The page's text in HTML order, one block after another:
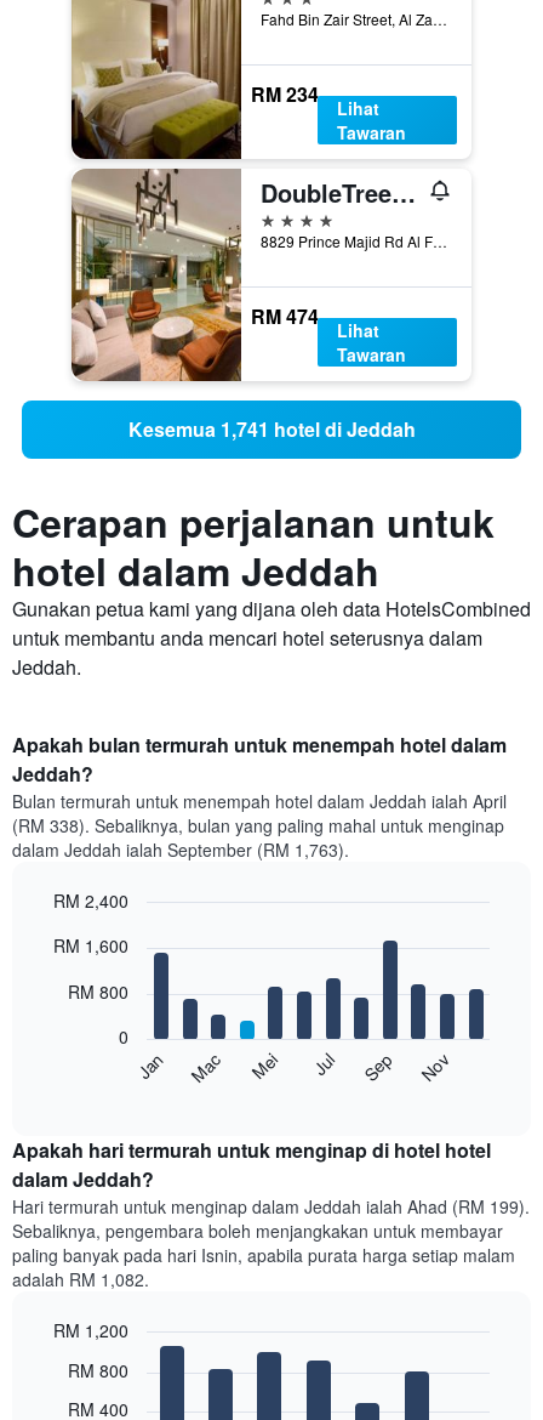
Fahd Bin Zair Street, Al Zahra District 4, Jeddah, Arab Saudi
RM 234
Lihat
Tawaran
DoubleTree by Hilton Jeddah Al Andalus Mall
4 bintang
8829 Prince Majid Rd Al Faiha District, Jeddah, Arab Saudi
RM 474
Lihat
Tawaran
Kesemua 1,741 hotel di Jeddah
Cerapan perjalanan untuk
hotel dalam Jeddah
Gunakan petua kami yang dijana oleh data HotelsCombined
untuk membantu anda mencari hotel seterusnya dalam
Jeddah.
Apakah bulan termurah untuk menempah hotel dalam
Jeddah?
Bulan termurah untuk menempah hotel dalam Jeddah ialah April
(RM 338). Sebaliknya, bulan yang paling mahal untuk menginap
dalam Jeddah ialah September (RM 1,763).
chart
bars.
purata
setiap
bulan
Carta
mempunyai
1
memaparkan
bulan.
graphic.
Jan Mac Mei Jul Sep Nov
0
RM 800
RM 1,600
RM 2,400
Apakah hari termurah untuk menginap di hotel hotel
dalam Jeddah?
Hari termurah untuk menginap dalam Jeddah ialah Ahad (RM 199).
Sebaliknya, pengembara boleh menjangkakan untuk membayar
paling banyak pada hari Isnin, apabila purata harga setiap malam
adalah RM 1,082.
chart
graphic.
RM 400
RM 800
RM 1,200